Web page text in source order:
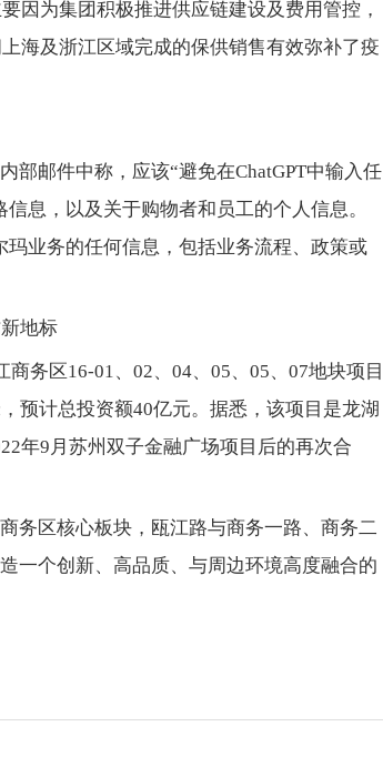
因为集团积极推进供应链建设及费用管控，
海及浙江区域完成的保供销售有效弥补了疫
部邮件中称，应该“避免在ChatGPT中输入任
息，以及关于购物者和员工的个人信息。
业务的任何信息，包括业务流程、政策或
地标
务区16-01、02、04、05、05、07地块项目
预计总投资额40亿元。据悉，该项目是龙湖
年9月苏州双子金融广场项目后的再次合
务区核心板块，瓯江路与商务一路、商务二
一个创新、高品质、与周边环境高度融合的